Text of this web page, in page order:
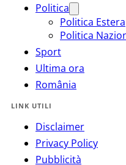
Politica
Politica Estera
Politica
Sport
Ultima ora
România
LINK UTILI
Disclaimer
Privacy Policy
Pubblicità